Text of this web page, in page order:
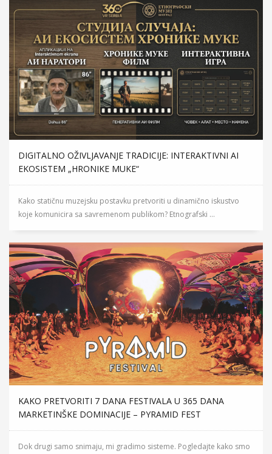
DIGITALNO OŽIVLJAVANJE TRADICIJE: INTERAKTIVNI AI
EKOSISTEM „HRONIKE MUKE“
Kako statičnu muzejsku postavku pretvoriti u dinamično iskustvo
koje komunicira sa savremenom publikom? Etnografski ...
KAKO PRETVORITI 7 DANA FESTIVALA U 365 DANA
MARKETINŠKE DOMINACIJE – PYRAMID FEST
Dok drugi samo snimaju, mi gradimo sisteme. Pogledajte kako smo